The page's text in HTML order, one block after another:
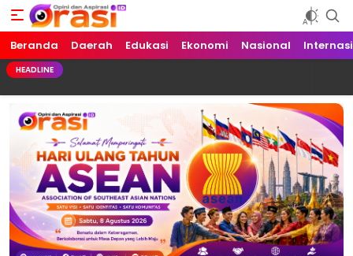
Orasi.ID
Opini dan Aspirasi!
Beranda Daerah Edukasi Ekonomi Nasional
HEADLINE